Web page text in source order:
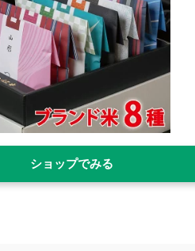
ショップでみる